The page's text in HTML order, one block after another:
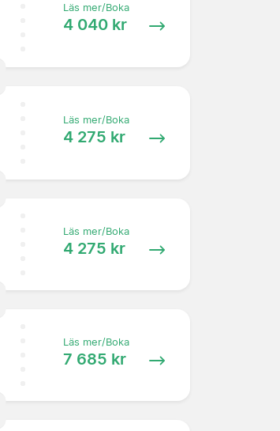
Läs mer/Boka
4 040 kr
Läs mer/Boka
4 275 kr
Läs mer/Boka
4 275 kr
Läs mer/Boka
7 685 kr